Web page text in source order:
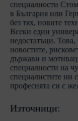
специалности
в България или
без тях, новите
Всеки един
недостатъци. Това,
новостите,
държави и
специалности на
специалистите ни
професията си с
Източници: